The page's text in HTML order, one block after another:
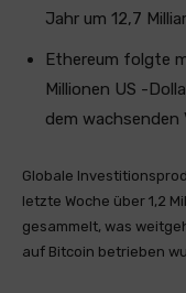
Jahr um 12,7
Ethereum folgte
Millionen US -
dem wachsenden
Globale
letzte Woche über 1,2
gesammelt, was
auf Bitcoin betrieben